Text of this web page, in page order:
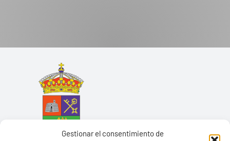
Gestionar el consentimiento de